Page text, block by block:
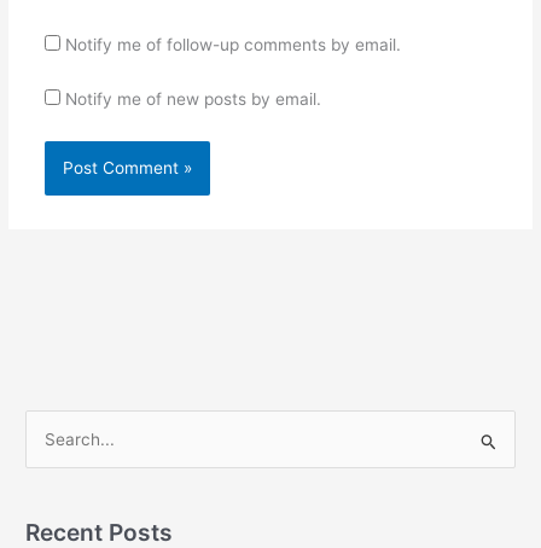
Notify me of follow-up comments by email.
Notify me of new posts by email.
rRecent Posts